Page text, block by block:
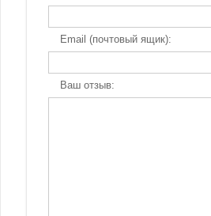
Email (почтовый ящик):
Ваш отзыв: